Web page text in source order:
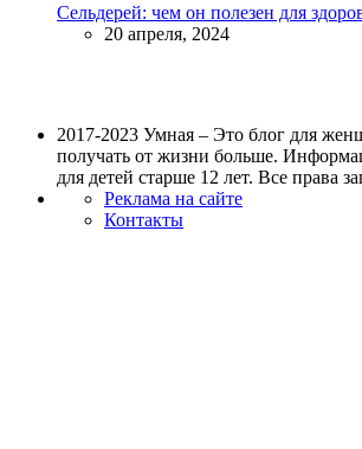
Сельдерей: чем он полезен для
20 апреля, 2024
2017-2023 Умная – Это блог для
получать от жизни больше.
для детей старше 12 лет. Все права
Реклама на сайте
Контакты